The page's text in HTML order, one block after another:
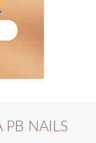
PB NAILS